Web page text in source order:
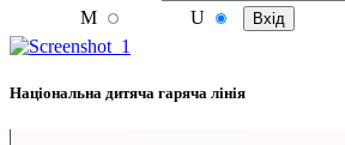
M
U
Національна дитяча гаряча лінія